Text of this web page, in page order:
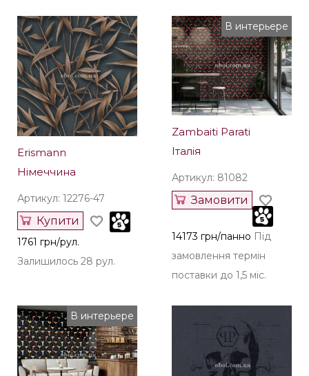
Erismann
Німеччина
Артикул: 12276-47
Купити
1761 грн/рул.
Залишилось 28 рул.
В интерьере
Zambaiti Parati
Італія
Артикул: 81082
Замовити
14173 грн/панно Під
замовлення термін
поставки до 1,5 міс.
В интерьере